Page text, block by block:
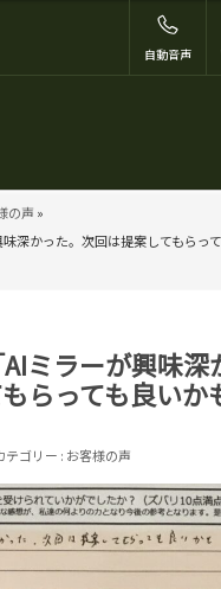
の声 »
深かった。次回は提案してもらっ
自動音声
ミラーが興味深
らっても良いか
テゴリー : お客様の声